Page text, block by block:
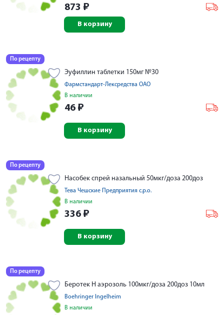
873 ₽
В корзину
По рецепту
Эуфиллин таблетки 150мг №30
Фармстандарт-Лексредства ОАО
В наличии
46 ₽
В корзину
По рецепту
Насобек спрей назальный 50мкг/доза 200доз
Тева Чешские Предприятия с.р.о.
В наличии
336 ₽
В корзину
По рецепту
Беротек Н аэрозоль 100мкг/доза 200доз 10мл
Boehringer Ingelheim
В наличии